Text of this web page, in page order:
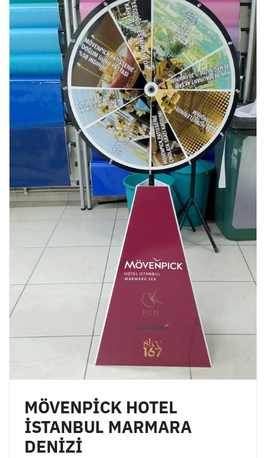
MÖVENPİCK HOTEL
İSTANBUL MARMARA
DENİZİ